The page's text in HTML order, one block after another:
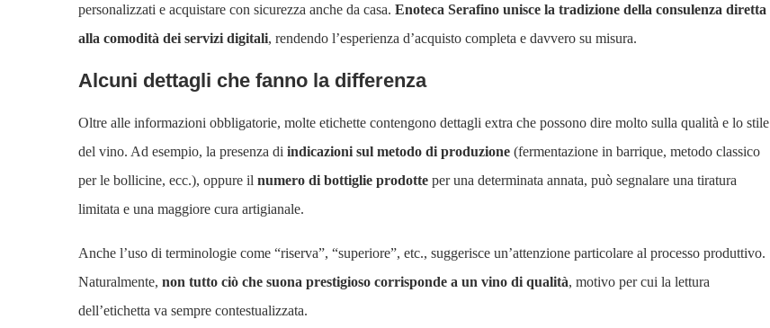
personalizzati e acquistare con sicurezza anche da casa. Enoteca Serafino unisce la tradizione della consulenza diretta
alla comodità dei servizi digitali, rendendo l’esperienza d’acquisto completa e davvero su misura.
Alcuni dettagli che fanno la differenza
Oltre alle informazioni obbligatorie, molte etichette contengono dettagli extra che possono dire molto sulla qualità e lo stile
del vino. Ad esempio, la presenza di indicazioni sul metodo di produzione (fermentazione in barrique, metodo classico
per le bollicine, ecc.), oppure il numero di bottiglie prodotte per una determinata annata, può segnalare una tiratura
limitata e una maggiore cura artigianale.
Anche l’uso di terminologie come “riserva”, “superiore”, etc., suggerisce un’attenzione particolare al processo produttivo.
Naturalmente, non tutto ciò che suona prestigioso corrisponde a un vino di qualità, motivo per cui la lettura
dell’etichetta va sempre contestualizzata.